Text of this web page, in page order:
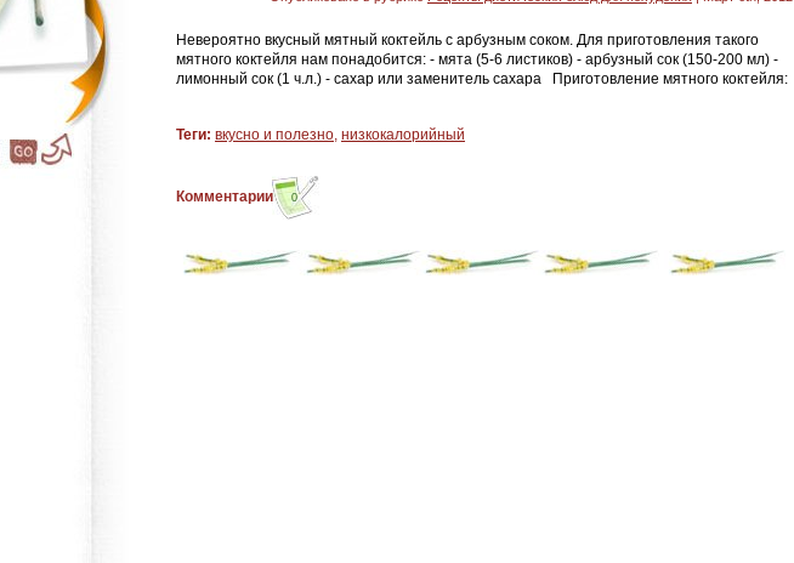
Невероятно вкусный мятный коктейль с арбузным соком. Для приготовления такого
мятного коктейля нам понадобится: - мята (5-6 листиков) - арбузный сок (150-200 мл) -
лимонный сок (1 ч.л.) - сахар или заменитель сахара Приготовление мятного коктейля:
Теги: вкусно и полезно, низкокалорийный
Комментарии 0